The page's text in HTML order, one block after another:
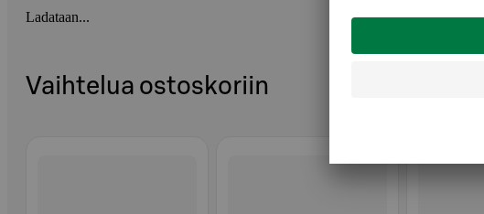
Ladataan...
Vaihtelua ostoskoriin